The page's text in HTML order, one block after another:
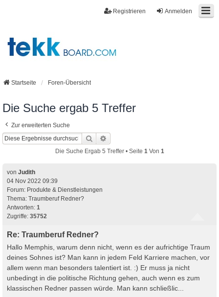
Anmelden
Registrieren
Startseite Foren-Übersicht
Die Suche ergab 5 Treffer
Zur erweiterten Suche
Suche
Die Suche Ergab 5 Treffer • Seite 1Von 1
von Judith
04 Nov 2022 09:39
Forum: Produkte & Dienstleistungen
Thema: Traumberuf Redner?
Antworten: 1
Zugriffe: 35752
Re: Traumberuf Redner?
Hallo Memphis, warum denn nicht, wenn es der aufrichtige Traum
deines Sohnes ist? Man kann in jedem Feld Karriere machen, vor
allem wenn man besonders talentiert ist. :) Er muss ja nicht
unbedingt in die politische Richtung gehen, auch wenn es zum
klassischen Redner passen würde. Man kann schließlic...